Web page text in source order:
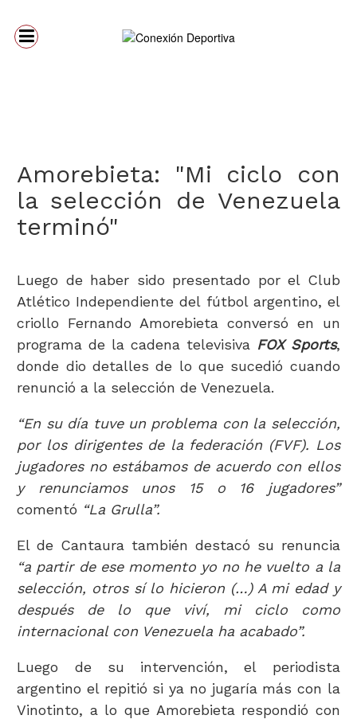
Amorebieta: "Mi ciclo con
la selección de Venezuela
terminó"
Luego de haber sido presentado por el Club
Atlético Independiente del fútbol argentino, el
criollo Fernando Amorebieta conversó en un
programa de la cadena televisiva FOX Sports,
donde dio detalles de lo que sucedió cuando
renunció a la selección de Venezuela.
“En su día tuve un problema con la selección,
por los dirigentes de la federación (FVF). Los
jugadores no estábamos de acuerdo con ellos
y renunciamos unos 15 o 16 jugadores”
comentó “La Grulla”.
El de Cantaura también destacó su renuncia
“a partir de ese momento yo no he vuelto a la
selección, otros sí lo hicieron (…) A mi edad y
después de lo que viví, mi ciclo como
internacional con Venezuela ha acabado”.
Luego de su intervención, el periodista
argentino el repitió si ya no jugaría más con la
Vinotinto, a lo que Amorebieta respondió con